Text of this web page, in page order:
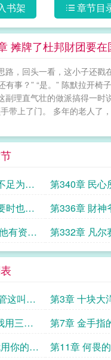
书架 章节目
摊牌了杜邦財团要
，回头一看，这小子还
事？” “是。” 陈默拉开
理直气壮的做派搞得一
带上了门。 多年的老人
足为虑
重
第340章 民心
参军拦都拦不
时也是
第336章 財神
克先生的谦逊
有资格
第332章 凡尔
白日勋章我柜
这叫从
来
第3章 十块大
大洋
用三寸
第7章 金手指
终抵黄埔
你的话
第11章 何畏